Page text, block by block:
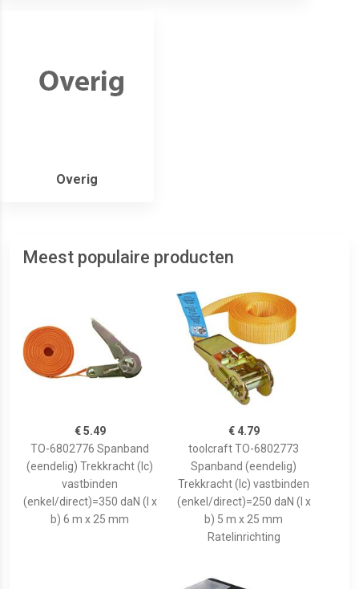
Overig
Meest populaire producten
€ 5.49
TO-6802776 Spanband
(eendelig) Trekkracht (lc)
vastbinden
(enkel/direct)=350 daN (l x
b) 6 m x 25 mm
€ 4.79
toolcraft TO-6802773
Spanband (eendelig)
Trekkracht (lc) vastbinden
(enkel/direct)=250 daN (l x
b) 5 m x 25 mm
Ratelinrichting